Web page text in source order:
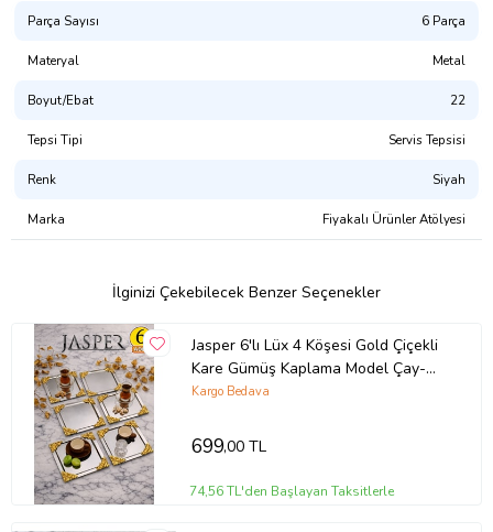
Parça Sayısı 6 Parça
Materyal Metal
Boyut/Ebat 22
Tepsi Tipi Servis Tepsisi
Renk Siyah
Marka Fiyakalı Ürünler Atölyesi
İlginizi Çekebilecek Benzer Seçenekler
Jasper 6'lı Lüx 4 Köşesi Gold Çiçekli
Kare Gümüş Kaplama Model Çay-
Kahve İkram Servis Sunum Tepsisi
Kargo Bedava
699,00 TL
74,56 TL'den Başlayan Taksitlerle